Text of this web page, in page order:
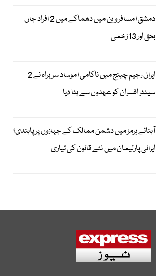
دمشق؛ مسافر وین میں دھماکے میں 2 افراد جاں
بحق اور 13 زخمی
ایران رجیم چینج میں ناکامی؛ موساد سربراہ نے 2
سینئر افسران کو عہدوں سے ہٹا دیا
آبنائے ہرمز میں دشمن ممالک کے جہازوں پر پابندی؛
ایرانی پارلیمان میں نئے قانون کی تیاری